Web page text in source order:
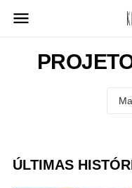
para
conteúdo
ÚLTIMAS